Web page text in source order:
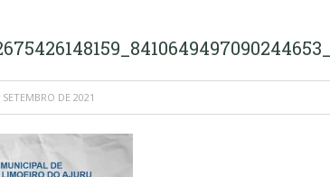
SETEMBRO DE 2021